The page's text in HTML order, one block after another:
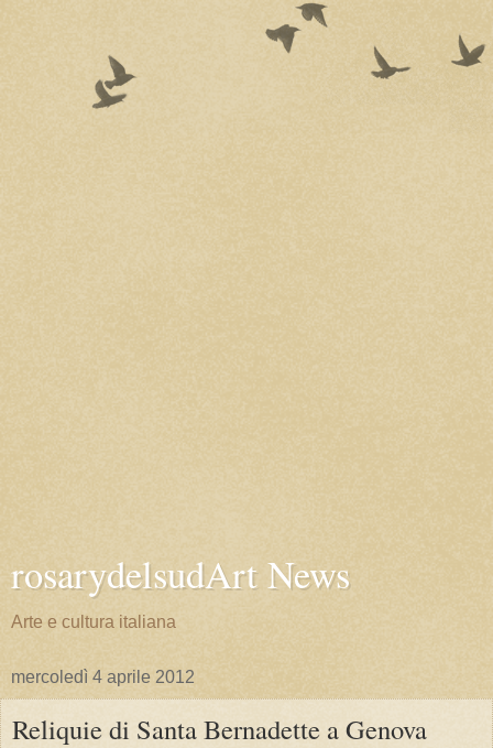
rosarydelsudArt News
Arte e cultura italiana
mercoledì 4 aprile 2012
Reliquie di Santa Bernadette a Genova